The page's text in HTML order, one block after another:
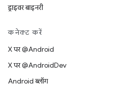
ड्राइवर बाइनरी
कनेक्ट करें
X पर @Android
X पर @AndroidDev
Android ब्लॉग